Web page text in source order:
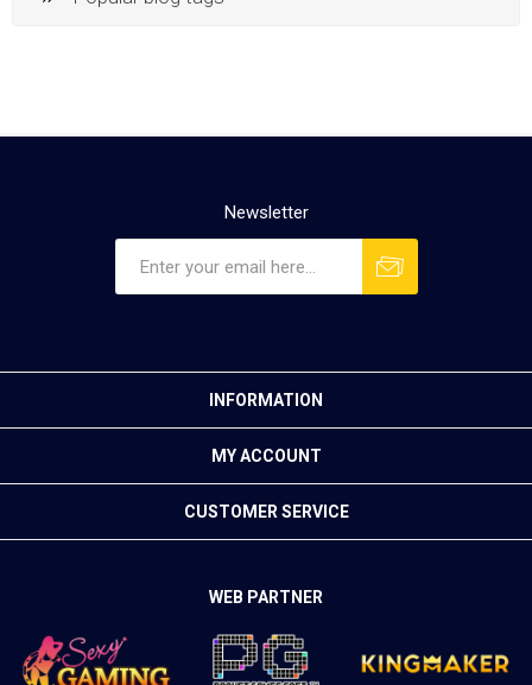
Newsletter
INFORMATION
MY ACCOUNT
CUSTOMER SERVICE
WEB PARTNER